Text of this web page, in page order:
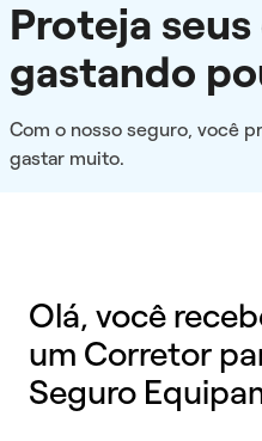
Proteja
gastando
Com o nosso seguro, você
gastar muito.
Olá, você
um Corretor
Seguro